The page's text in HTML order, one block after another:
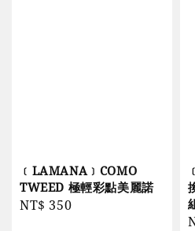
﹝LAMANA﹞COMO
TWEED 極輕彩點美麗諾
Regular
NT$ 350